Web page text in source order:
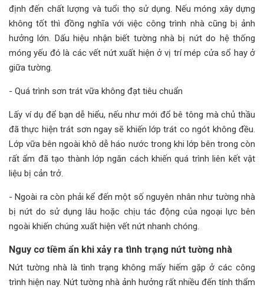
định đến chất lượng và tuổi thọ sử dụng. Nếu móng xây dựng
không tốt thì đồng nghĩa với việc công trình nhà cũng bị ảnh
hưởng lớn. Dấu hiệu nhận biết tường nhà bị nứt do hệ thống
móng yếu đó là các vết nứt xuất hiện ở vị trí mép cửa sổ hay ở
giữa tường.
- Quá trình sơn trát vữa không đạt tiêu chuẩn
Lấy ví dụ để bạn dễ hiểu, nếu như mới đổ bê tông mà chủ thầu
đã thực hiện trát sơn ngay sẽ khiến lớp trát co ngót không đều.
Lớp vữa bên ngoài khô dễ háo nước trong khi lớp bên trong còn
rất ẩm đã tạo thành lớp ngăn cách khiến quá trình liên kết vật
liệu bị cản trở.
- Ngoài ra còn phải kể đến một số nguyên nhân như tường nhà
bị nứt do sử dụng lâu hoặc chịu tác động của ngoại lực bên
ngoài khiến chúng xuất hiện vết nứt nhanh chóng.
Nguy cơ tiềm ẩn khi xảy ra tình trạng nứt tường nhà
Nứt tường nhà là tình trạng không mấy hiếm gặp ở các công
trình hiện nay. Nứt tường nhà ảnh hưởng rất nhiều đến tính thẩm